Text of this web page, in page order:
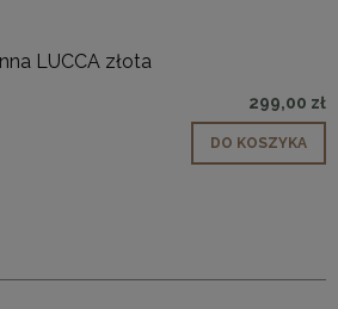
LUCCA złota
299,00 zł
DO KOSZYKA